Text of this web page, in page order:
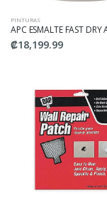
PINTURAS
₡18,199.99